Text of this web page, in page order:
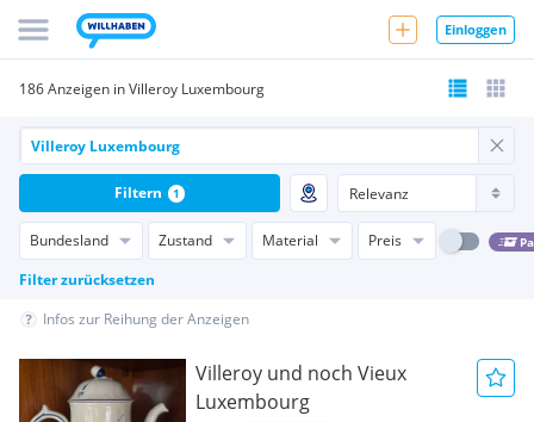
Einloggen
186 Anzeigen in Villeroy Luxembourg
Bundesland Zustand Material Preis
Filter zurücksetzen
Filtern 1
Infos zur Reihung der Anzeigen
Villeroy und noch Vieux
Luxembourg